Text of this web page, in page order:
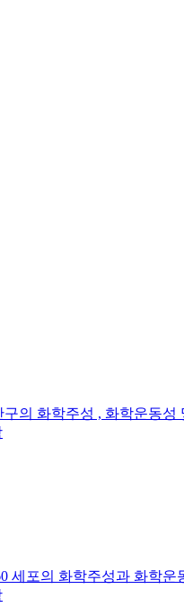
의 화학주성 , 화학운동성
세포의 화학주성과 화학운